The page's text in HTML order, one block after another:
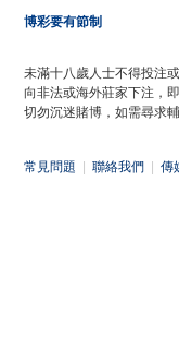
博彩要有節制
未滿十八歲人士不得投注
向非法或海外莊家下注，
切勿沉迷賭博，如需尋求
常見問題 聯絡我們 傳